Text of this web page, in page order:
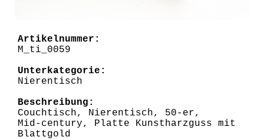
Artikelnummer:
M_ti_0059
Unterkategorie:
Nierentisch
Beschreibung:
Couchtisch, Nierentisch, 50-er,
Mid-century, Platte Kunstharzguss mit
Blattgold